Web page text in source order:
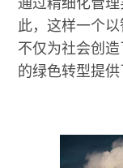
此，这样一个
不仅为社会创
的绿色转型提供